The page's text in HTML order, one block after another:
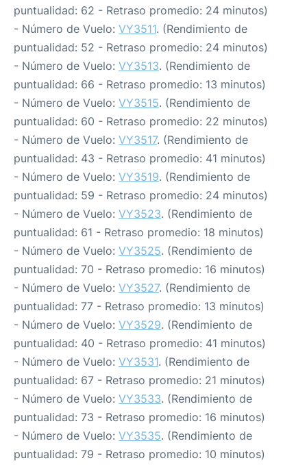
puntualidad: 62 - Retraso promedio: 24 minutos)
- Número de Vuelo: VY3511. (Rendimiento de
puntualidad: 52 - Retraso promedio: 24 minutos)
- Número de Vuelo: VY3513. (Rendimiento de
puntualidad: 66 - Retraso promedio: 13 minutos)
- Número de Vuelo: VY3515. (Rendimiento de
puntualidad: 60 - Retraso promedio: 22 minutos)
- Número de Vuelo: VY3517. (Rendimiento de
puntualidad: 43 - Retraso promedio: 41 minutos)
- Número de Vuelo: VY3519. (Rendimiento de
puntualidad: 59 - Retraso promedio: 24 minutos)
- Número de Vuelo: VY3523. (Rendimiento de
puntualidad: 61 - Retraso promedio: 18 minutos)
- Número de Vuelo: VY3525. (Rendimiento de
puntualidad: 70 - Retraso promedio: 16 minutos)
- Número de Vuelo: VY3527. (Rendimiento de
puntualidad: 77 - Retraso promedio: 13 minutos)
- Número de Vuelo: VY3529. (Rendimiento de
puntualidad: 40 - Retraso promedio: 41 minutos)
- Número de Vuelo: VY3531. (Rendimiento de
puntualidad: 67 - Retraso promedio: 21 minutos)
- Número de Vuelo: VY3533. (Rendimiento de
puntualidad: 73 - Retraso promedio: 16 minutos)
- Número de Vuelo: VY3535. (Rendimiento de
puntualidad: 79 - Retraso promedio: 10 minutos)